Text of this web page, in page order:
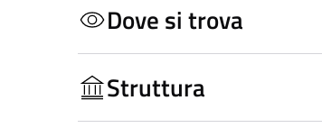
Dove si trova
Struttura